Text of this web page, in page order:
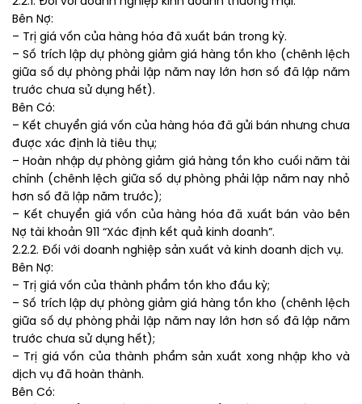
Bên Nợ:
– Trị giá vốn của hàng hóa đã xuất bán trong kỳ.
– Số trích lập dự phòng giảm giá hàng tồn kho (chênh lệch
giữa số dự phòng phải lập năm nay lớn hơn số đã lập năm
trước chưa sử dụng hết).
Bên Có:
– Kết chuyển giá vốn của hàng hóa đã gửi bán nhưng chưa
được xác định là tiêu thụ;
– Hoàn nhập dự phòng giảm giá hàng tồn kho cuối năm tài
chính (chênh lệch giữa số dự phòng phải lập năm nay nhỏ
hơn số đã lập năm trước);
– Kết chuyển giá vốn của hàng hóa đã xuất bán vào bên
Nợ tài khoản 911 “Xác định kết quả kinh doanh”.
2.2.2. Đối với doanh nghiệp sản xuất và kinh doanh dịch vụ.
Bên Nợ:
– Trị giá vốn của thành phẩm tồn kho đầu kỳ;
– Số trích lập dự phòng giảm giá hàng tồn kho (chênh lệch
giữa số dự phòng phải lập năm nay lớn hơn số đã lập năm
trước chưa sử dụng hết);
– Trị giá vốn của thành phẩm sản xuất xong nhập kho và
dịch vụ đã hoàn thành.
Bên Có: